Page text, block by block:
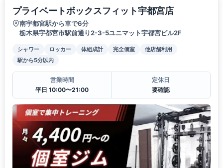
プライベートボックスフィット宇都宮店
南宇都宮駅から車で6分
栃木県宇都宮市駅前通り2-3-5ユニマット宇都宮ビル2F
シャワー ロッカー 体組成計 完全個室
他店舗利用
駅から5分以内
営業時間
平日 10:00〜21:00
定休日
要確認